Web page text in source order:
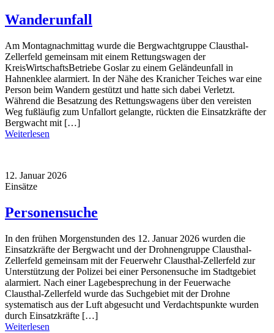
Wanderunfall
Am Montagnachmittag wurde die Bergwachtgruppe Clausthal-
Zellerfeld gemeinsam mit einem Rettungswagen der
KreisWirtschaftsBetriebe Goslar zu einem Geländeunfall in
Hahnenklee alarmiert. In der Nähe des Kranicher Teiches war eine
Person beim Wandern gestützt und hatte sich dabei Verletzt.
Während die Besatzung des Rettungswagens über den vereisten
Weg fußläufig zum Unfallort gelangte, rückten die Einsatzkräfte der
Bergwacht mit […]
Weiterlesen
12. Januar 2026
Einsätze
Personensuche
In den frühen Morgenstunden des 12. Januar 2026 wurden die
Einsatzkräfte der Bergwacht und der Drohnengruppe Clausthal-
Zellerfeld gemeinsam mit der Feuerwehr Clausthal-Zellerfeld zur
Unterstützung der Polizei bei einer Personensuche im Stadtgebiet
alarmiert. Nach einer Lagebesprechung in der Feuerwache
Clausthal-Zellerfeld wurde das Suchgebiet mit der Drohne
systematisch aus der Luft abgesucht und Verdachtspunkte wurden
durch Einsatzkräfte […]
Weiterlesen